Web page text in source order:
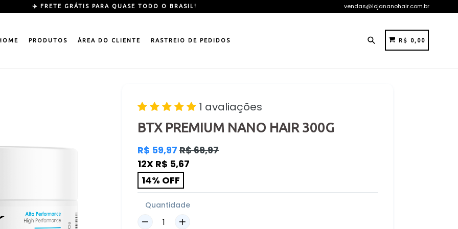
✈️ FRETE GRÁTIS PARA QUASE TODO O BRASIL! vendas@lojananohair.com.br
PRODUTOS ÁREA DO CLIENTE RASTREIO DE PEDIDOS Pesquisar
CARRINHO
CARRINHO
R$ 0,00
1 avaliações
BTX PREMIUM NANO HAIR 300G
Preço
normal
R$ 59,97 R$ 69,97
12X R$ 5,67
14% OFF
Quantidade